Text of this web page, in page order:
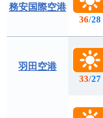
務安国際空港
羽田空港
36/28
33/27